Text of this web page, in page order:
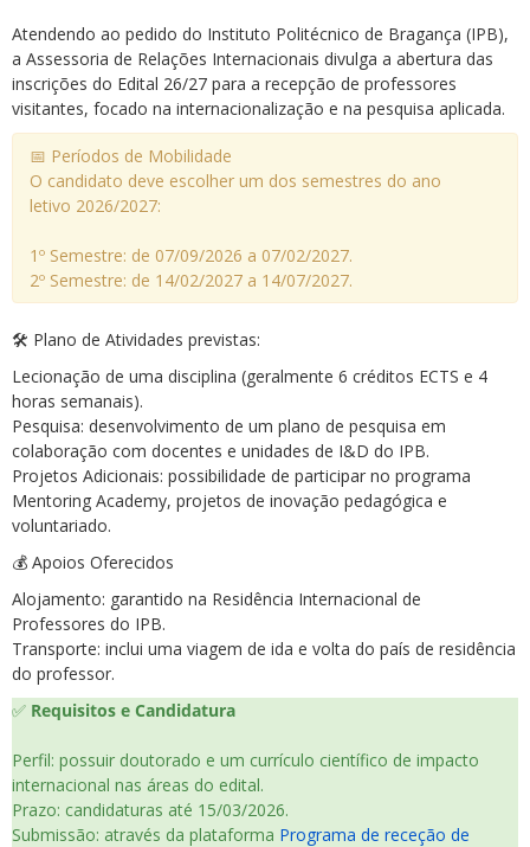
Atendendo ao pedido do Instituto Politécnico de Bragança (IPB),
a Assessoria de Relações Internacionais divulga a abertura das
inscrições do Edital 26/27 para a recepção de professores
visitantes, focado na internacionalização e na pesquisa aplicada.
📅 Períodos de Mobilidade
O candidato deve escolher um dos semestres do ano
letivo 2026/2027:
1º Semestre: de 07/09/2026 a 07/02/2027.
2º Semestre: de 14/02/2027 a 14/07/2027.
🛠️ Plano de Atividades previstas:
Lecionação de uma disciplina (geralmente 6 créditos ECTS e 4
horas semanais).
Pesquisa: desenvolvimento de um plano de pesquisa em
colaboração com docentes e unidades de I&D do IPB.
Projetos Adicionais: possibilidade de participar no programa
Mentoring Academy, projetos de inovação pedagógica e
voluntariado.
💰 Apoios Oferecidos
Alojamento: garantido na Residência Internacional de
Professores do IPB.
Transporte: inclui uma viagem de ida e volta do país de residência
do professor.
✅ Requisitos e Candidatura
Perfil: possuir doutorado e um currículo científico de impacto
internacional nas áreas do edital.
Prazo: candidaturas até 15/03/2026.
Submissão: através da plataforma Programa de receção de